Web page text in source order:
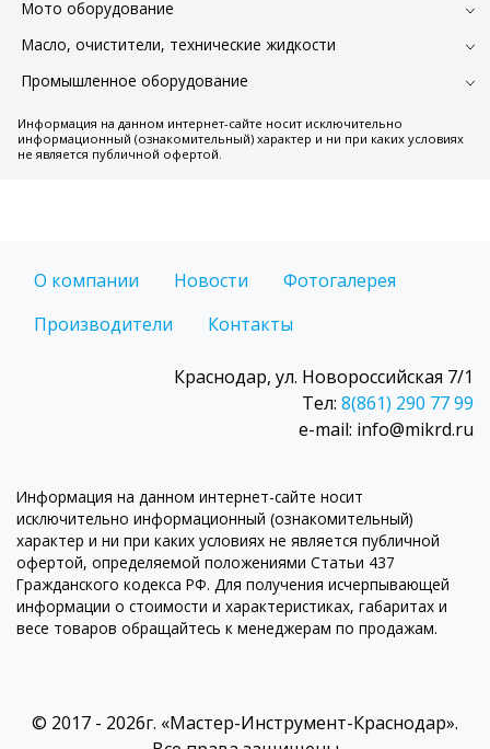
Мото оборудование
Масло, очистители, технические жидкости
Промышленное оборудование
Информация на данном интернет-сайте носит исключительно
информационный (ознакомительный) характер и ни при каких условиях
не является публичной офертой.
О компании Новости
Фотогалерея
Производители
Контакты
Краснодар, ул. Новороссийская 7/1
Тел: 8(861) 290 77 99
e-mail: info@mikrd.ru
Информация на данном интернет-сайте носит
исключительно информационный (ознакомительный)
характер и ни при каких условиях не является публичной
офертой, определяемой положениями Статьи 437
Гражданского кодекса РФ. Для получения исчерпывающей
информации о стоимости и характеристиках, габаритах и
весе товаров обращайтесь к менеджерам по продажам.
© 2017 - 2026г. «Мастер-Инструмент-Краснодар».